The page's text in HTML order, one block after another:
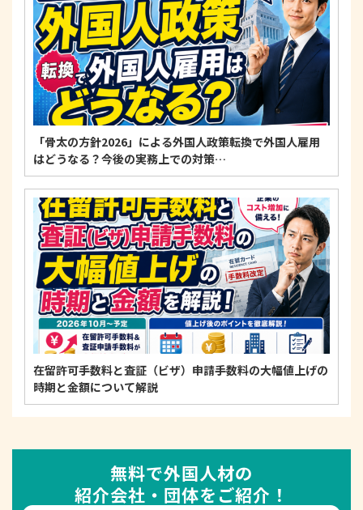
「骨太の方針2026」による外国人政策転換で外国人雇用
はどうなる？今後の実務上での対策…
在留許可手数料と査証（ビザ）申請手数料の大幅値上げの
時期と金額について解説
無料で外国人材の
紹介会社・団体をご紹介！